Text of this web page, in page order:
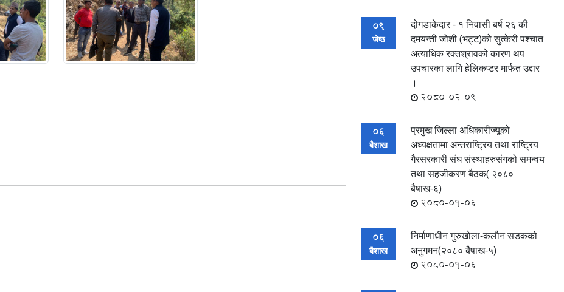
09
जेष्ठ
दोगडाकेदार - १ निवासी बर्ष २६ की
दमयन्ती जोशी (भट्ट)को सुत्केरी पश्चात
अत्याधिक रक्तश्रावको कारण थप
उपचारका लागि हेलिकप्टर मार्फत उद्दार
।
2080-02-09
06
बैशाख
प्रमुख जिल्ला अधिकारीज्यूको
अध्यक्षतामा अन्तराष्ट्रिय तथा राष्ट्रिय
गैरसरकारी संघ संस्थाहरुसंगको समन्वय
तथा सहजीकरण बैठक( २०८०
बैषाख-६)
2080-01-06
06
बैशाख
निर्माणाधीन गुरुखोला-कलौन सडकको
अनुगमन(२०८० बैषाख-५)
2080-01-06